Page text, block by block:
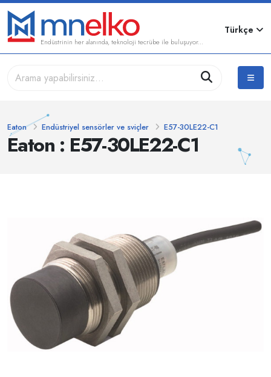
Endüstrinin her alanında, teknoloji tecrübe ile buluşuyor...
Türkçe
Eaton : E57-30LE22-C1
Eaton Endüstriyel sensörler ve sviçler E57-30LE22-C1